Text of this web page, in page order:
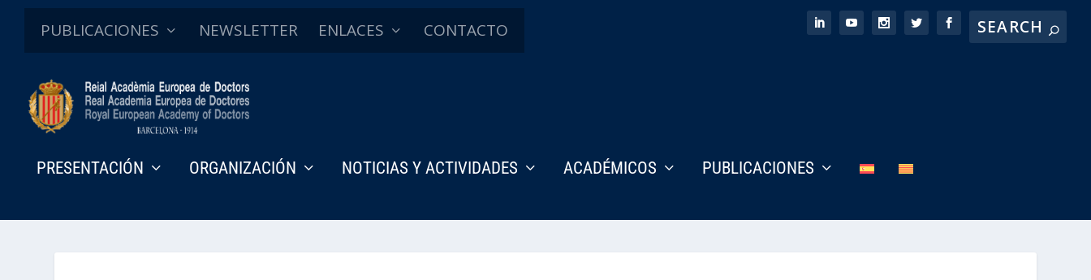
PUBLICACIONES NEWSLETTER ENLACES CONTACTO
PRESENTACIÓN ORGANIZACIÓN NOTICIAS Y ACTIVIDADES ACADÉMICOS PUBLICACIONES